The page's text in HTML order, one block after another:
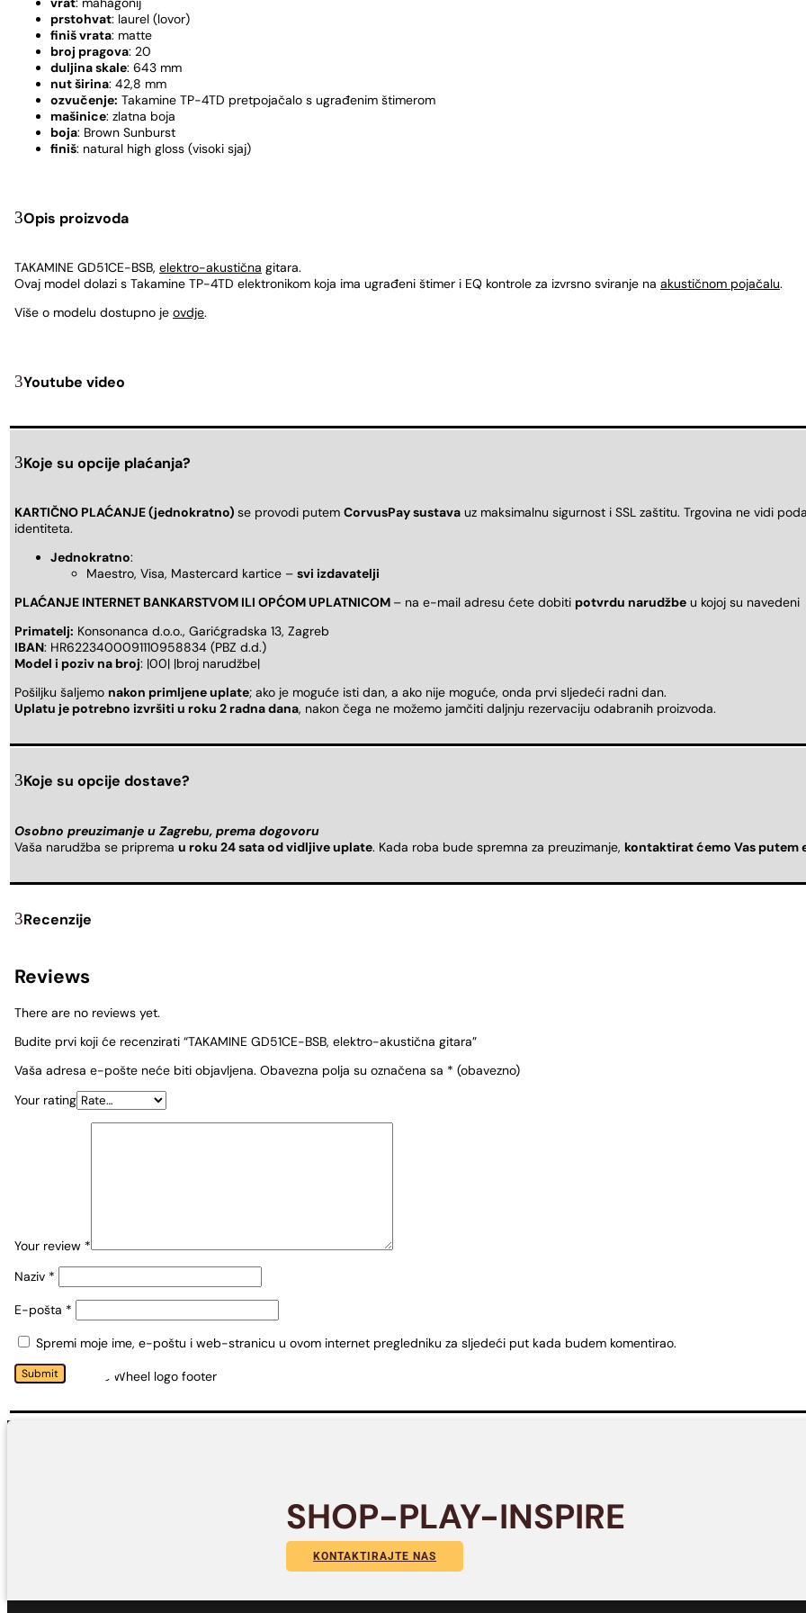
prstohvat: laurel (lovor)
finiš vrata: matte
broj pragova: 20
duljina skale: 643 mm
nut širina: 42,8 mm
ozvučenje: Takamine TP-4TD pretpojačalo s ugrađenim štimerom
mašinice: zlatna boja
boja: Brown Sunburst
finiš: natural high gloss (visoki sjaj)
Opis proizvoda
TAKAMINE GD51CE-BSB, elektro-akustična gitara.
Ovaj model dolazi s Takamine TP-4TD elektronikom koja ima ugrađeni štimer i EQ kontrole za izvrsno sviranje na akustičnom pojačalu.
Više o modelu dostupno je ovdje.
Youtube video
Koje su opcije plaćanja?
KARTIČNO PLAĆANJE (jednokratno) se provodi putem CorvusPay sustava uz maksimalnu sigurnost i SSL zaštitu. Trgovina ne vidi
identiteta.
Jednokratno:
Maestro, Visa, Mastercard kartice – svi izdavatelji
PLAĆANJE INTERNET BANKARSTVOM ILI OPĆOM UPLATNICOM – na e-mail adresu ćete dobiti potvrdu narudžbe u kojoj su navedeni
Primatelj: Konsonanca d.o.o., Garićgradska 13, Zagreb
IBAN: HR6223400091110958834 (PBZ d.d.)
Model i poziv na broj: |00| |broj narudžbe|
Pošiljku šaljemo nakon primljene uplate; ako je moguće isti dan, a ako nije moguće, onda prvi sljedeći radni dan.
Uplatu je potrebno izvršiti u roku 2 radna dana, nakon čega ne možemo jamčiti daljnju rezervaciju odabranih proizvoda.
Koje su opcije dostave?
Osobno preuzimanje u Zagrebu, prema dogovoru
Vaša narudžba se priprema u roku 24 sata od vidljive uplate. Kada roba bude spremna za preuzimanje, kontaktirat ćemo Vas putem
Recenzije
Reviews
There are no reviews yet.
Budite prvi koji će recenzirati “TAKAMINE GD51CE-BSB, elektro-akustična gitara”
Vaša adresa e-pošte neće biti objavljena. Obavezna polja su označena sa * (obavezno)
Your rating
Your review *
Naziv *
E-pošta *
Spremi moje ime, e-poštu i web-stranicu u ovom internet pregledniku za sljedeći put kada budem komentirao.
Submit
SHOP-PLAY-INSPIRE
KONTAKTIRAJTE NAS